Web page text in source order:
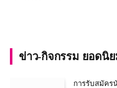
ข่าว-กิจกรรม ยอดนิ
การรับสมัคร